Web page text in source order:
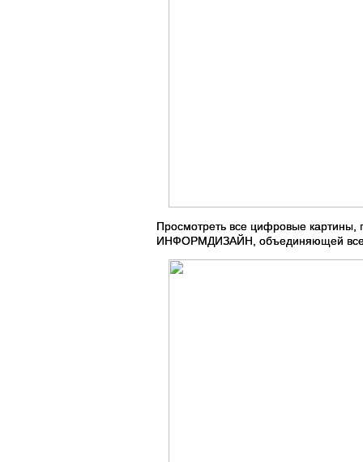
Просмотреть все цифровые
ИНФОРМДИЗАЙН, объединяющей все